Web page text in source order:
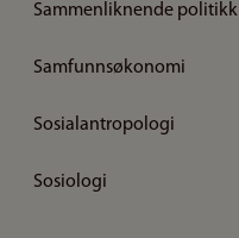
Sammenliknende politikk
Samfunnsøkonomi
Sosialantropologi
Sosiologi